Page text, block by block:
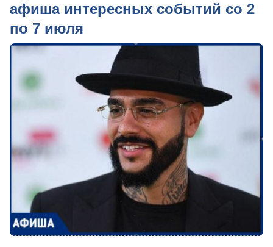
афиша интересных событий со 2
по 7 июля